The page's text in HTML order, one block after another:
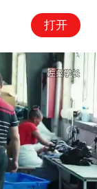
打开